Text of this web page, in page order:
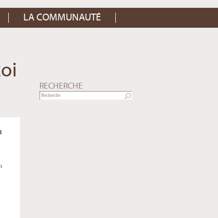
LA COMMUNAUTÉ
RECHERCHE